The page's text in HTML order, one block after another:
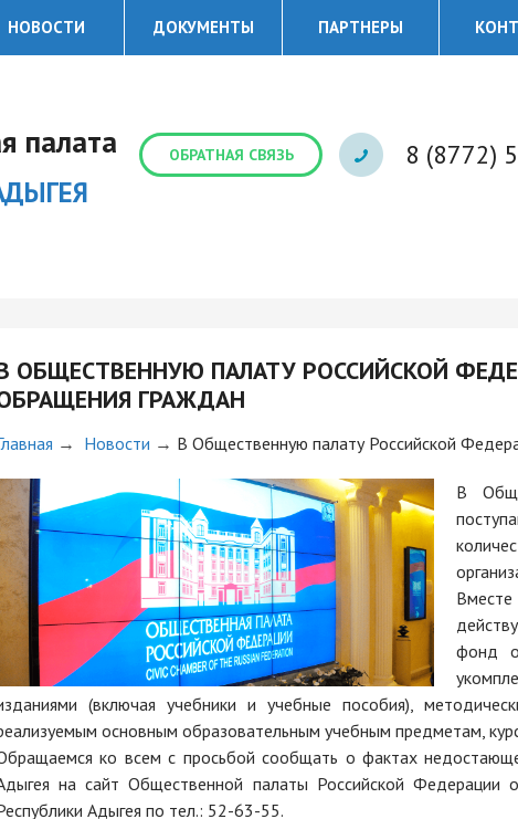
НОВОСТИ ДОКУМЕНТЫ ПАРТНЕРЫ
палата ОБРАТНАЯ СВЯЗЬ 8 (8772)
ОБЩЕСТВЕННУЮ ПАЛАТУ РОССИЙСКОЙ
ГРАЖДАН
→ Новости → В Общественную палату Российской
В
фонд
(включая учебники и учебные пособия),
основным образовательным учебным предметам,
ко всем с просьбой сообщать о фактах
на сайт Общественной палаты Российской
Адыгея по тел.: 52-63-55.